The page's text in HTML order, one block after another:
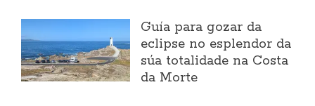
Guía para gozar da
eclipse no esplendor da
súa totalidade na Costa
da Morte